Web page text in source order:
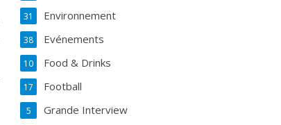
Environnement
31
Evénements
38
Food & Drinks
10
Football
17
Grande Interview
5